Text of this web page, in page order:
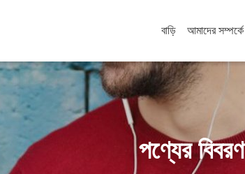
বাড়ি আমাদের সম্পর্কে
পণ্যের বিবরণ